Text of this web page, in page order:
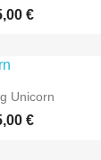
€
rapide
Unicorn
€